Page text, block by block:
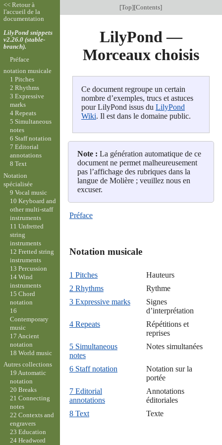
[Top][Contents]
LilyPond —
Morceaux choisis
Ce document regroupe un certain
nombre d’exemples, trucs et astuces
pour LilyPond issus du LilyPond
Wiki. Il est dans le domaine public.
Note : La génération automatique de ce
document ne permet malheureusement
pas l’affichage des rubriques dans la
langue de Molière ; veuillez nous en
excuser.
Préface
Notation musicale
1 Pitches
Hauteurs
2 Rhythms
Rythme
3 Expressive marks
Signes
d’interprétation
4 Repeats
Répétitions et
reprises
5 Simultaneous
notes
Notes simultanées
6 Staff notation
Notation sur la
portée
7 Editorial
annotations
Annotations
éditoriales
8 Text
Texte
<< Retour à
l'accueil de la
documentation
LilyPond snippets
v2.26.0 (stable-
branch).
Préface
notation musicale
1 Pitches
2 Rhythms
3 Expressive
marks
4 Repeats
5 Simultaneous
notes
6 Staff notation
7 Editorial
annotations
8 Text
Notation
spécialisée
9 Vocal music
10 Keyboard and
other multi-staff
instruments
11 Unfretted
string
instruments
12 Fretted string
instruments
13 Percussion
14 Wind
instruments
15 Chord
notation
16
Contemporary
music
17 Ancient
notation
18 World music
Autres collections
19 Automatic
notation
20 Breaks
21 Connecting
notes
22 Contexts and
engravers
23 Education
24 Headword